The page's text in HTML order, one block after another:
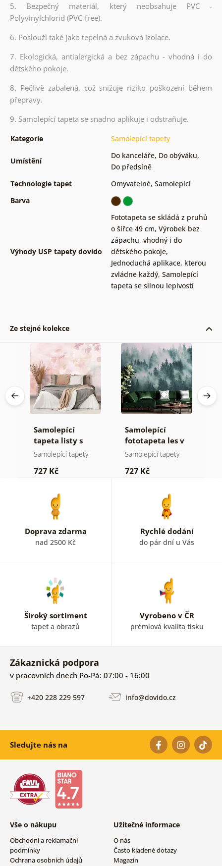
5. Bezpečný materiál, který neobsahuje PVC -
Polyvinylchlorid (PVC-free).
6. Poslouží také jako tepelná a zvuková izolace.
7. Ekologická, antialergická a bez zápachu - vhodná i do
dětského pokoje.
8. Pečlivě zabalená, což snižuje riziko poškození během
přepravy.
9. Samolepící tapeta se snadno aplikuje i odstraňuje.
Kategorie Samolepící tapety
Umístění
Do kanceláře, Do obýváku,
Do předsíně
Technologie tapet
Omyvatelné, Samolepící
Barva
Výhody USP tapety dovido
Fototapeta se skládá z pruhů
o šířce 49 cm, Výrobek bez
zápachu, vhodný i do
dětského pokoje,
Jednoduchá aplikace, kterou
zvládne každý, Samolepící
tapeta se silnou lepivostí
Ze stejné kolekce
Samolepící
tapeta listy s
pastelovým
Samolepící tapety
727 Kč
Samolepící
fototapeta les v
mlze
Samolepící tapety
727 Kč
Doprava zdarma
nad 2500 Kč
Rychlé dodání
do pár dní u Vás
Široký sortiment
tapet a obrazů
Vyrobeno v ČR
prémiová kvalita tisku
Zákaznická podpora
v pracovních dnech Po-Pá: 07:00 - 16:00
+420 228 229 597 info@dovido.cz
Sledujte nás na
Vše o nákupu
Obchodní a reklamační
podmínky
Ochrana osobních údajů
Užitečné informace
O nás
Často kladené dotazy
Magazín